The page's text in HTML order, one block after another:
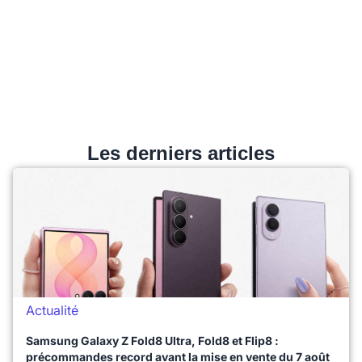
Les derniers articles
Actualité
Samsung Galaxy Z Fold8 Ultra, Fold8 et Flip8 :
précommandes record avant la mise en vente du 7 août